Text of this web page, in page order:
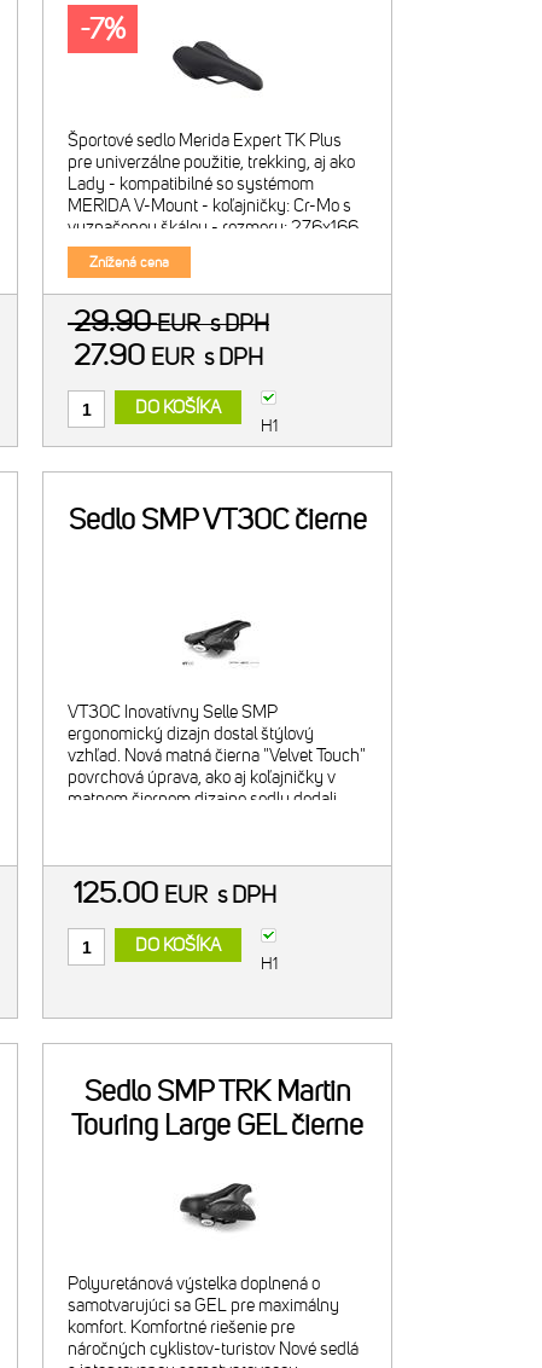
Športové sedlo Merida Expert TK Plus
pre univerzálne použitie, trekking, aj ako
Lady - kompatibilné so systémom
MERIDA V-Mount - koľajničky: Cr-Mo s
vyznačenou škálou - rozmery: 276x166
mm - farba: čierne s lesklou grafikou -
hmotnosť: 388 g
Znížená cena
-7%
29.90EURs DPH
27.90 EUR s DPH
DO KOŠÍKA
H1
Sedlo SMP VT30C čierne
VT30C Inovatívny Selle SMP
ergonomický dizajn dostal štýlový
vzhľad. Nová matná čierna "Velvet Touch"
povrchová úprava, ako aj koľajničky v
matnom čiernom dizajne sedlu dodali
125.00 EUR s DPH
DO KOŠÍKA
H1
Sedlo SMP TRK Martin
Touring Large GEL čierne
Polyuretánová výstelka doplnená o
samotvarujúci sa GEL pre maximálny
komfort. Komfortné riešenie pre
náročných cyklistov-turistov Nové sedlá